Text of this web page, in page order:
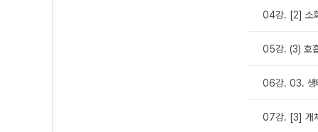
04강. [2] 소
05강. (3) 호
06강. 03. 생
07강. [3] 개